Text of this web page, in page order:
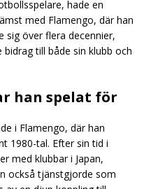
hade en
med Flamengo, där han
sig över flera decennier,
till både sin klubb och
han spelat för
i Flamengo, där han
1980-tal. Efter sin tid i
med klubbar i Japan,
också tjänstgjorde som